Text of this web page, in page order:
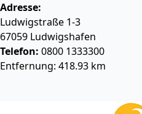
Adresse:
Ludwigstraße 1-3
67059 Ludwigshafen
Telefon: 0800 1333300
Entfernung: 418.93 km